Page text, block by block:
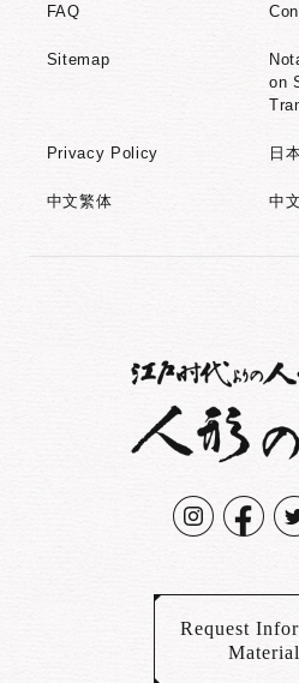
Request
FAQ
Sitemap
on
Privacy Policy 日
中文繁体 中